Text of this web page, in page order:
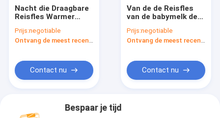
Nacht die Draagbare
Reisfles Warmer
USB voor
Moedermelk voeden
Prijs:negotiable
Contact nu
Van de de Reisfles
van de babymelk de
Formuleusb Warmere
Thermostaat 42℃
Prijs:negotiable
Contact nu
Bespaar je tijd